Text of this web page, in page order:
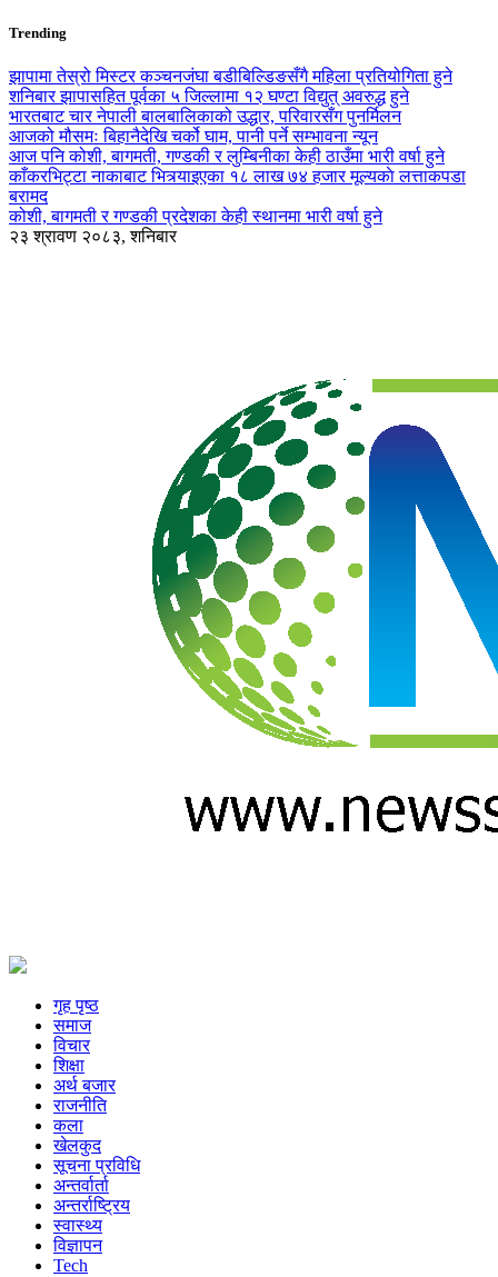
Trending
झापामा तेस्रो मिस्टर कञ्चनजंघा बडीबिल्डिङसँगै महिला प्रतियोगिता हुने
शनिबार झापासहित पूर्वका ५ जिल्लामा १२ घण्टा विद्युत् अवरुद्ध हुने
भारतबाट चार नेपाली बालबालिकाको उद्धार, परिवारसँग पुनर्मिलन
आजको मौसमः बिहानैदेखि चर्को घाम, पानी पर्ने सम्भावना न्यून
आज पनि कोशी, बागमती, गण्डकी र लुम्बिनीका केही ठाउँमा भारी वर्षा हुने
काँकरभिट्टा नाकाबाट भित्र्याइएका १८ लाख ७४ हजार मूल्यकाे लत्ताकपडा
बरामद
कोशी, बागमती र गण्डकी प्रदेशका केही स्थानमा भारी वर्षा हुने
२३ श्रावण २०८३, शनिबार
गृह पृष्ठ
समाज
विचार
शिक्षा
अर्थ बजार
राजनीति
कला
खेलकुद
सूचना प्रविधि
अन्तर्वार्ता
अन्तर्राष्ट्रिय
स्वास्थ्य
विज्ञापन
Tech